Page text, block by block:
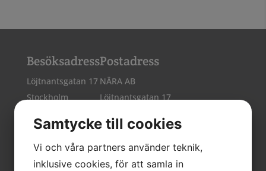
Besöksadress
Löjtnantsgatan 17
Stockholm
Postadress
NÄRA AB
Löjtnantsgatan 17
Samtycke till cookies
Vi och våra partners använder teknik,
inklusive cookies, för att samla in